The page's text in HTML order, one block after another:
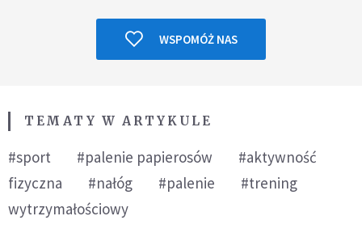
WSPOMÓŻ NAS
TEMATY W ARTYKULE
#sport #palenie papierosów
#aktywność
fizyczna
#nałóg #palenie
#trening
wytrzymałościowy